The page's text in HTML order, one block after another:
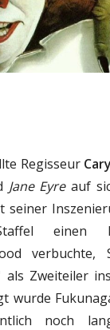
Regisseur
Jane Eyreauf
seiner
einen
verbuchte,
als Zweiteiler
wurde
noch